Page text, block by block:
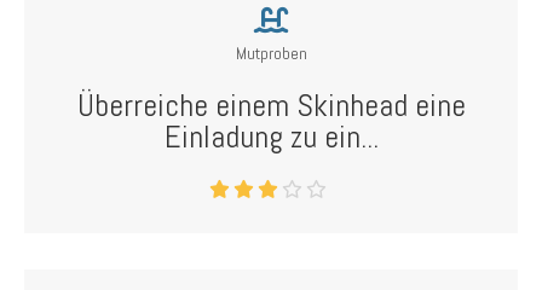
Mutproben
Überreiche einem Skinhead eine
Einladung zu ein...